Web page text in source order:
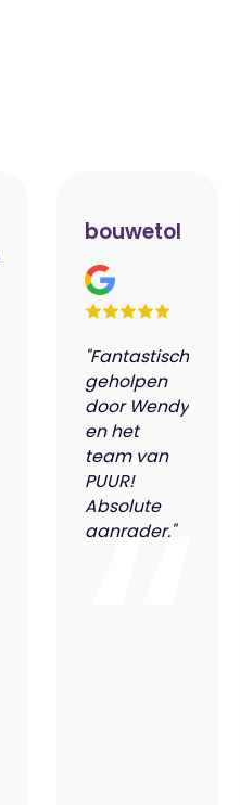
bouwetol
"Fantastisch
geholpen
door Wendy
en het
team van
PUUR!
Absolute
aanrader."